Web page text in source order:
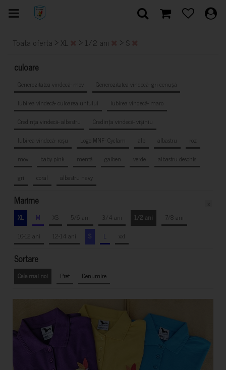
Toata oferta > XL > 1/2 ani > S
culoare
Generozitatea vindecă- mov
Generozitatea vindecă- gri cenușă
Iubirea vindecă- culoarea untului
Iubirea vindecă- maro
Credința vindecă- albastru
Credința vindecă- vișiniu
Iubirea vindecă- roșu
Logo MNF- Cyclam alb albastru
roz
mov
baby pink mentă galben verde
albastru deschis
gri
coral albastru navy
Marime
XL M XS 5/6 ani 3/4 ani 1/2 ani
7/8 ani
10-12 ani
12-14 ani S L xxl
Sortare
Cele mai noi Pret Denumire